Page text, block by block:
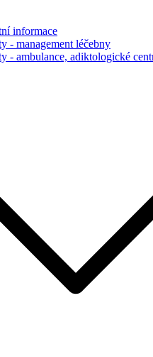
informace
- management léčebny
- ambulance, adiktologické